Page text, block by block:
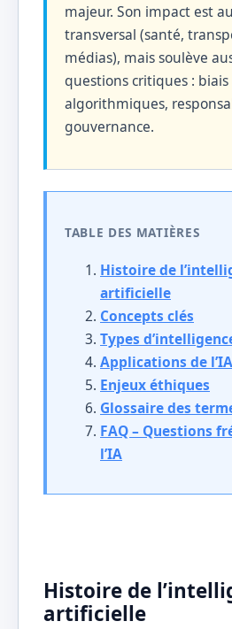
majeur. Son impact est
transversal (santé,
médias), mais soulève
questions critiques : biais
algorithmiques,
gouvernance.
TABLE DES MATIÈRES
Histoire de
artificielle
Concepts clés
Types
Applications de l’IA
Enjeux éthiques
Glossaire des
FAQ – Questions
l’IA
Histoire de
artificielle